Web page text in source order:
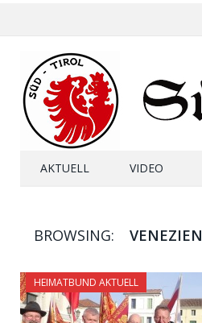
AKTUELL VIDEO
BROWSING: VENEZIEN
HEIMATBUND AKTUELL